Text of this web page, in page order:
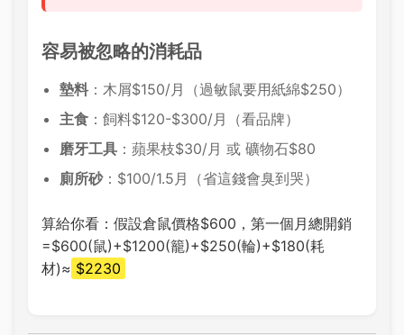
容易被忽略的消耗品
墊料 ：木屑$150/月（過敏鼠要用紙綿$250）
主食 ：飼料$120-$300/月（看品牌）
磨牙工具 ：蘋果枝$30/月 或 礦物石$80
廁所砂：$100/1.5月（省這錢會臭到哭）
算給你看：假設倉鼠價格$600，第一個月總開銷
=$600(鼠)+$1200(籠)+$250(輪)+$180(耗
材)≈ $2230